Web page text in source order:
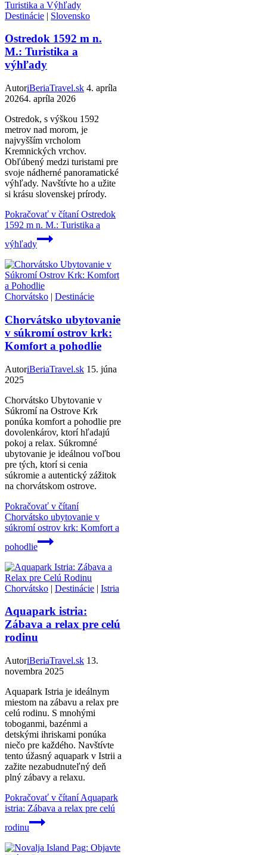
Destinácie | Slovensko
Ostredok 1592 m n.
M.: Turistika a
výhľady
AutoriBeriaTravel.sk 4. apríla
20264. apríla 2026
Ostredok, s výškou 1592
metrov nad morom, je
najvyšším vrcholom
Kremnických vrchov.
Obľúbený medzi turistami pre
svoje nádherné panoramatické
výhľady. Navštívte ho a užite
si krásu slovenskej prírody.
Pokračovať v čítaníOstredok
1592 m n. M.: Turistika a
výhľady
Chorvátsko | Destinácie
Chorvátsko ubytovanie
v súkromí ostrov krk:
Komfort a pohodlie
AutoriBeriaTravel.sk 15. júna
2025
Chorvátsko Ubytovanie v
Súkromí na Ostrove Krk
ponúka komfort a pohodlie pre
dovolenkárov, ktorí hľadajú
pokoj a relax. Súkromné
ubytovanie je ideálnou voľbou
pre tých, ktorí si cenia
súkromie a autentický zážitok
na chorvátskom ostrove.
Pokračovať v čítaní
Chorvátsko ubytovanie v
súkromí ostrov krk: Komfort a
pohodlie
Chorvátsko | Destinácie | Istria
Aquapark istria:
Zábava a relax pre celú
rodinu
AutoriBeriaTravel.sk 13.
novembra 2025
Aquapark Istria je ideálnym
miestom na zábavu a relax pre
celú rodinu. S mnohými
toboganmi, bazénmi a
detskými ihriskami ponúka
niečo pre každého. Navštívte
tento úžasný aquapark v Istrii a
zažite nezabudnuteľný deň
plný zábavy a relaxu.
Pokračovať v čítaníAquapark
istria: Zábava a relax pre celú
rodinu